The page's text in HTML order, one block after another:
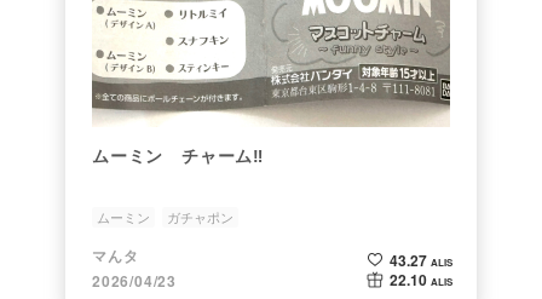
ムーミン チャーム‼️
ムーミン ガチャポン
マんタ
2026/04/23
43.27 ALIS
22.10 ALIS